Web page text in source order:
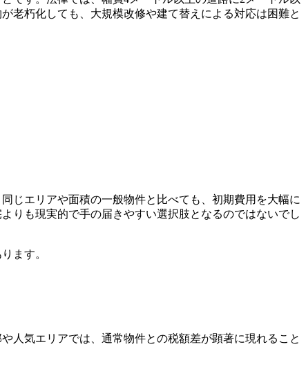
老朽化しても、大規模改修や建て替えによる対応は困難と
じエリアや面積の一般物件と比べても、初期費用を大幅に
りも現実的で手の届きやすい選択肢となるのではないでし
ます。
人気エリアでは、通常物件との税額差が顕著に現れること